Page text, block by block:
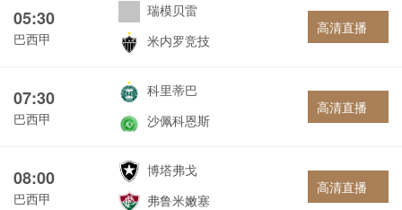
05:30
巴西甲
瑞模贝雷
米内罗竞技
高清直播
07:30
巴西甲
科里蒂巴
沙佩科恩斯
高清直播
08:00
巴西甲
博塔弗戈
弗鲁米嫩塞
高清直播